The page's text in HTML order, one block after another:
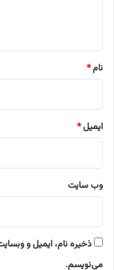
نام*
ایمیل*
وب‌ سایت
ذخیره نام، ایمیل و
می‌نویسم.